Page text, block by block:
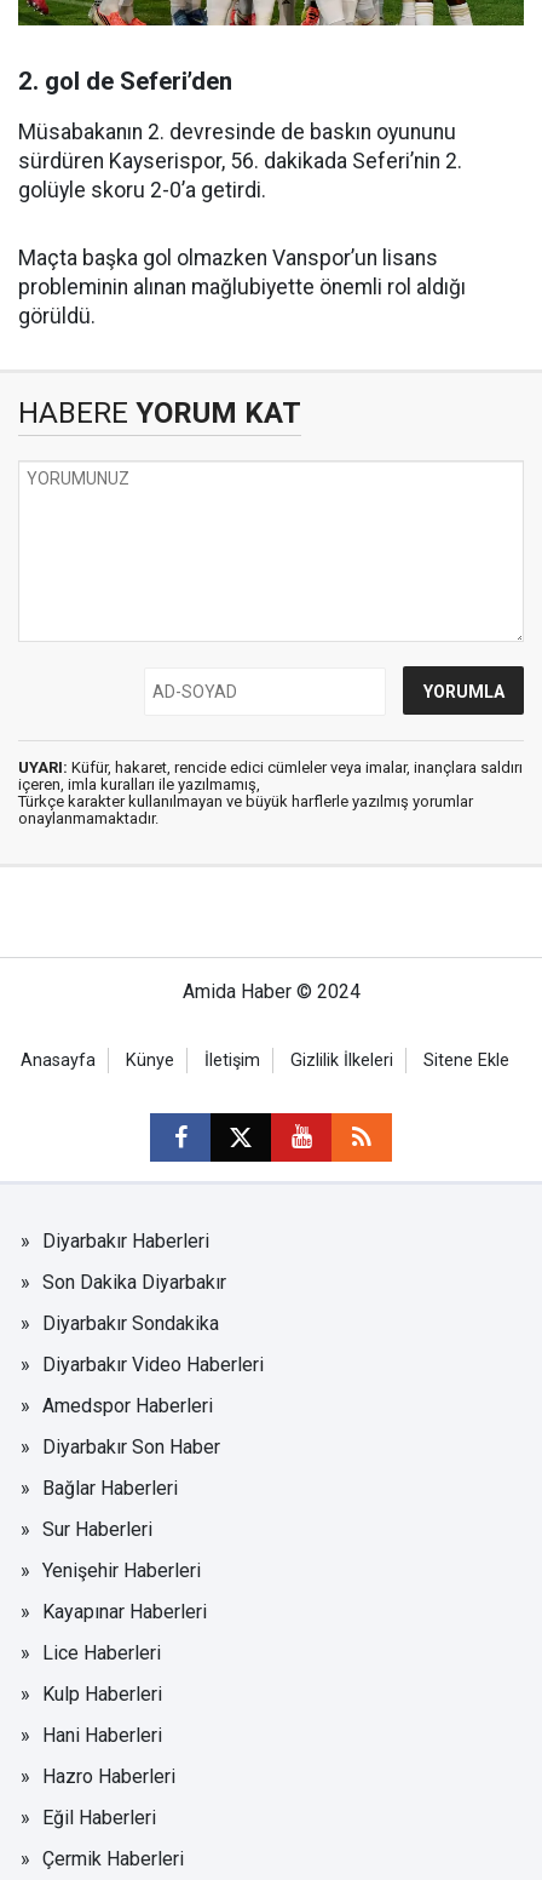
2. gol de Seferi’den
Müsabakanın 2. devresinde de baskın oyununu
sürdüren Kayserispor, 56. dakikada Seferi’nin 2.
golüyle skoru 2-0’a getirdi.
Maçta başka gol olmazken Vanspor’un lisans
probleminin alınan mağlubiyette önemli rol aldığı
görüldü.
HABERE YORUM KAT
UYARI: Küfür, hakaret, rencide edici cümleler veya imalar, inançlara saldırı
içeren, imla kuralları ile yazılmamış,
Türkçe karakter kullanılmayan ve büyük harflerle yazılmış yorumlar
onaylanmamaktadır.
Amida Haber © 2024
Anasayfa Künye İletişim Gizlilik İlkeleri Sitene Ekle
Diyarbakır Haberleri
Son Dakika Diyarbakır
Diyarbakır Sondakika
Diyarbakır Video Haberleri
Amedspor Haberleri
Diyarbakır Son Haber
Bağlar Haberleri
Sur Haberleri
Yenişehir Haberleri
Kayapınar Haberleri
Lice Haberleri
Kulp Haberleri
Hani Haberleri
Hazro Haberleri
Eğil Haberleri
Çermik Haberleri